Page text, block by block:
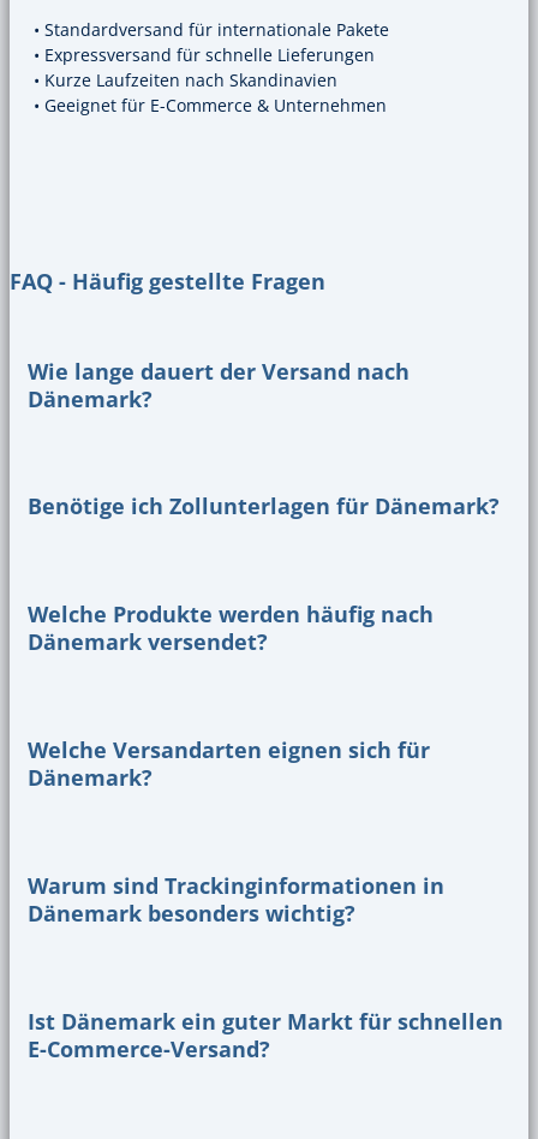
• Standardversand für internationale Pakete
• Expressversand für schnelle Lieferungen
• Kurze Laufzeiten nach Skandinavien
• Geeignet für E-Commerce & Unternehmen
FAQ - Häufig gestellte Fragen
Wie lange dauert der Versand nach
Dänemark?
Benötige ich Zollunterlagen für Dänemark?
Welche Produkte werden häufig nach
Dänemark versendet?
Welche Versandarten eignen sich für
Dänemark?
Warum sind Trackinginformationen in
Dänemark besonders wichtig?
Ist Dänemark ein guter Markt für schnellen
E-Commerce-Versand?